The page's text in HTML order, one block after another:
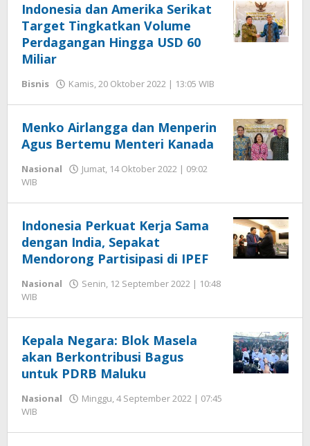
Indonesia dan Amerika Serikat
Target Tingkatkan Volume
Perdagangan Hingga USD 60
Miliar
Bisnis Kamis, 20 Oktober 2022 | 13:05 WIB
Seprihadi
Menko Airlangga dan Menperin
Agus Bertemu Menteri Kanada
Nasional
Jumat, 14 Oktober 2022 | 09:02
WIB
Seprihadi
Indonesia Perkuat Kerja Sama
dengan India, Sepakat
Mendorong Partisipasi di IPEF
Nasional
Senin, 12 September 2022 | 10:48
WIB
Seprihadi
Kepala Negara: Blok Masela
akan Berkontribusi Bagus
untuk PDRB Maluku
Nasional
Minggu, 4 September 2022 | 07:45
WIB
Seprihadi